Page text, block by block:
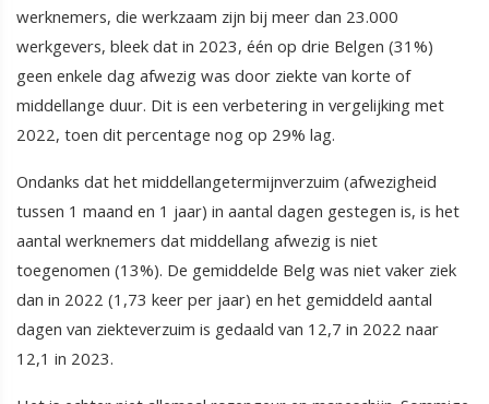
werknemers, die werkzaam zijn bij meer dan 23.000
werkgevers, bleek dat in 2023, één op drie Belgen (31%)
geen enkele dag afwezig was door ziekte van korte of
middellange duur. Dit is een verbetering in vergelijking met
2022, toen dit percentage nog op 29% lag.
Ondanks dat het middellangetermijnverzuim (afwezigheid
tussen 1 maand en 1 jaar) in aantal dagen gestegen is, is het
aantal werknemers dat middellang afwezig is niet
toegenomen (13%). De gemiddelde Belg was niet vaker ziek
dan in 2022 (1,73 keer per jaar) en het gemiddeld aantal
dagen van ziekteverzuim is gedaald van 12,7 in 2022 naar
12,1 in 2023.